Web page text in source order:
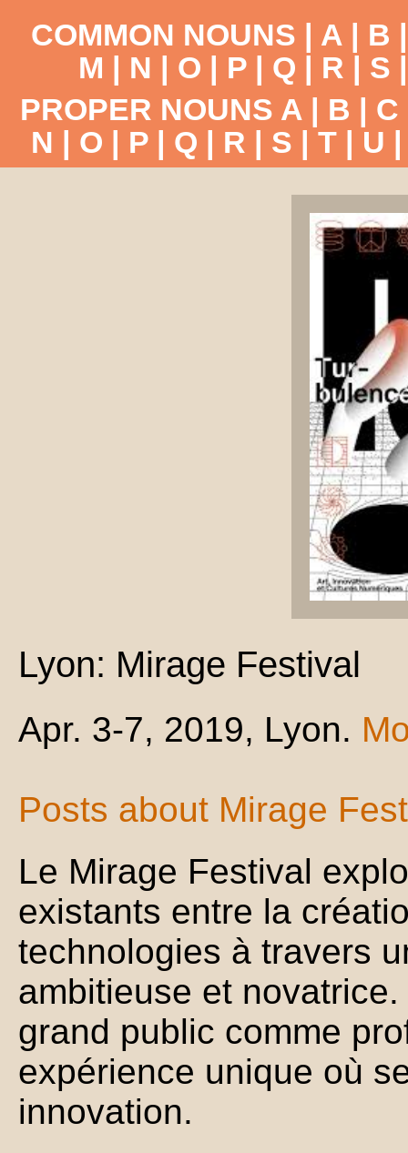
COMMON NOUNS | A | B
M | N | O | P | Q | R | S
PROPER NOUNS A | B | C
N | O | P| Q | R | S | T| U
Lyon: Mirage Festival
Apr. 3-7, 2019, Lyon.
Posts about Mirage
Le Mirage Festival
existants entre la
technologies à travers
ambitieuse et
grand public comme
expérience unique où
innovation.